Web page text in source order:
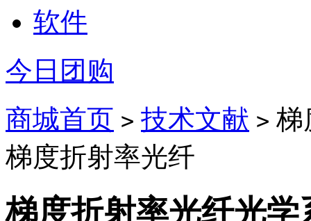
软件
今日团购
商城首页 > 技术文献 > 梯
梯度折射率光纤
梯度折射率光纤光